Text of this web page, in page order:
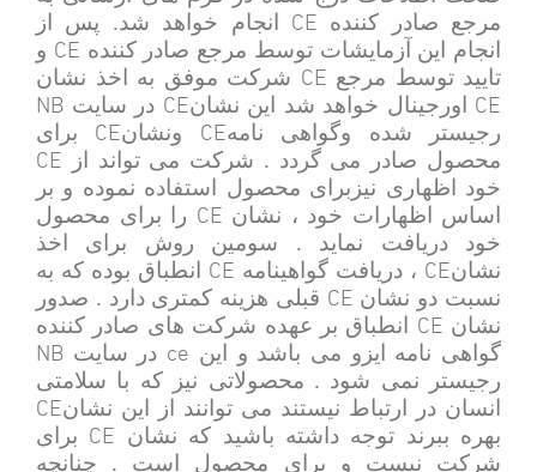
مرجع صادر کننده CE انجام خواهد شد. پس از
انجام این آزمایشات توسط مرجع صادر کننده CE و
تایید توسط مرجع CE شرکت موفق به اخذ نشان
CE اورجینال خواهد شد این نشانCE در سایت NB
رجیستر شده وگواهی نامهCE ونشانCE برای
محصول صادر می گردد . شرکت می تواند از CE
خود اظهاری نیزبرای محصول استفاده نموده و بر
اساس اظهارات خود ، نشان CE را برای محصول
خود دریافت نماید . سومین روش برای اخذ
نشانCE ، دریافت گواهینامه CE انطباق بوده که به
نسبت دو نشان CE قبلی هزینه کمتری دارد . صدور
نشان CE انطباق بر عهده شرکت های صادر کننده
گواهی نامه ایزو می باشد و این ce در سایت NB
رجیستر نمی شود . محصولاتی نیز که با سلامتی
انسان در ارتباط نیستند می توانند از این نشانCE
بهره ببرند توجه داشته باشید که نشان CE برای
شرکت نیست و برای محصول است . چنانچه